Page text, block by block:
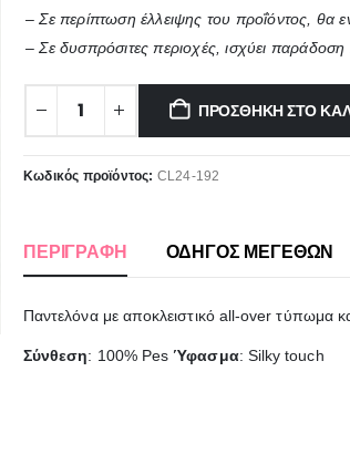
– Σε περίπτωση έλλειψης του προΐόντος, θα
– Σε δυσπρόσιτες περιοχές, ισχύει
ΠΡΟΣΘΉΚΗ ΣΤΟ
Κωδικός προϊόντος: CL24-192
ΠΕΡΙΓΡΑΦΉ ΟΔΗΓΟΣ ΜΕΓΕΘΩΝ
Παντελόνα με αποκλειστικό all-over τύπωμα
Σύνθεση: 100% Pes Ύφασμα: Silky touch